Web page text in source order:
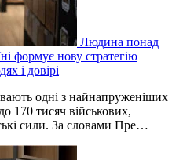
Людина понад
формує нову стратегію
і довірі
одні з найнапруженіших
170 тисяч військових,
сили. За словами Пре…